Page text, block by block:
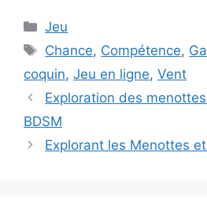
Categories
Jeu
Tags
Chance, Compétence,
coquin, Jeu en ligne, Vent
Exploration des
BDSM
Explorant les Menottes